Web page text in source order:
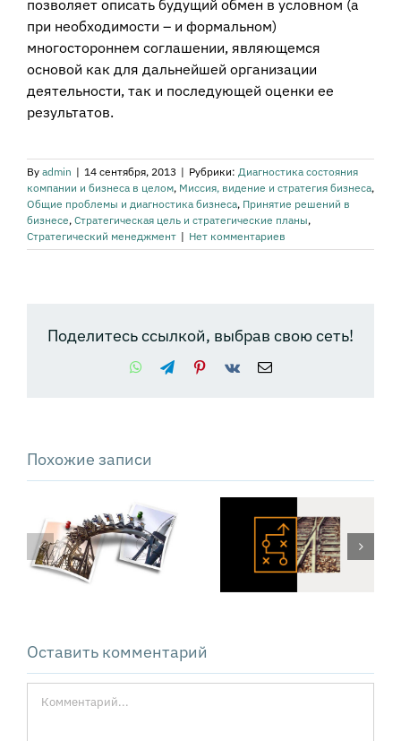
позволяет описать будущий обмен в условном (а
при необходимости – и формальном)
многостороннем соглашении, являющемся
основой как для дальнейшей организации
деятельности, так и последующей оценки ее
результатов.
By admin | 14 сентября, 2013 | Рубрики: Диагностика состояния
компании и бизнеса в целом, Миссия, видение и стратегия бизнеса,
Общие проблемы и диагностика бизнеса, Принятие решений в
бизнесе, Стратегическая цель и стратегические планы,
Стратегический менеджмент | Нет комментариев
Поделитесь ссылкой, выбрав свою сеть!
WhatsApp
TelegramPinterest
Vk Email
Похожие записи
Техника PSDM:
как решать
сложные
Оставить комментарий